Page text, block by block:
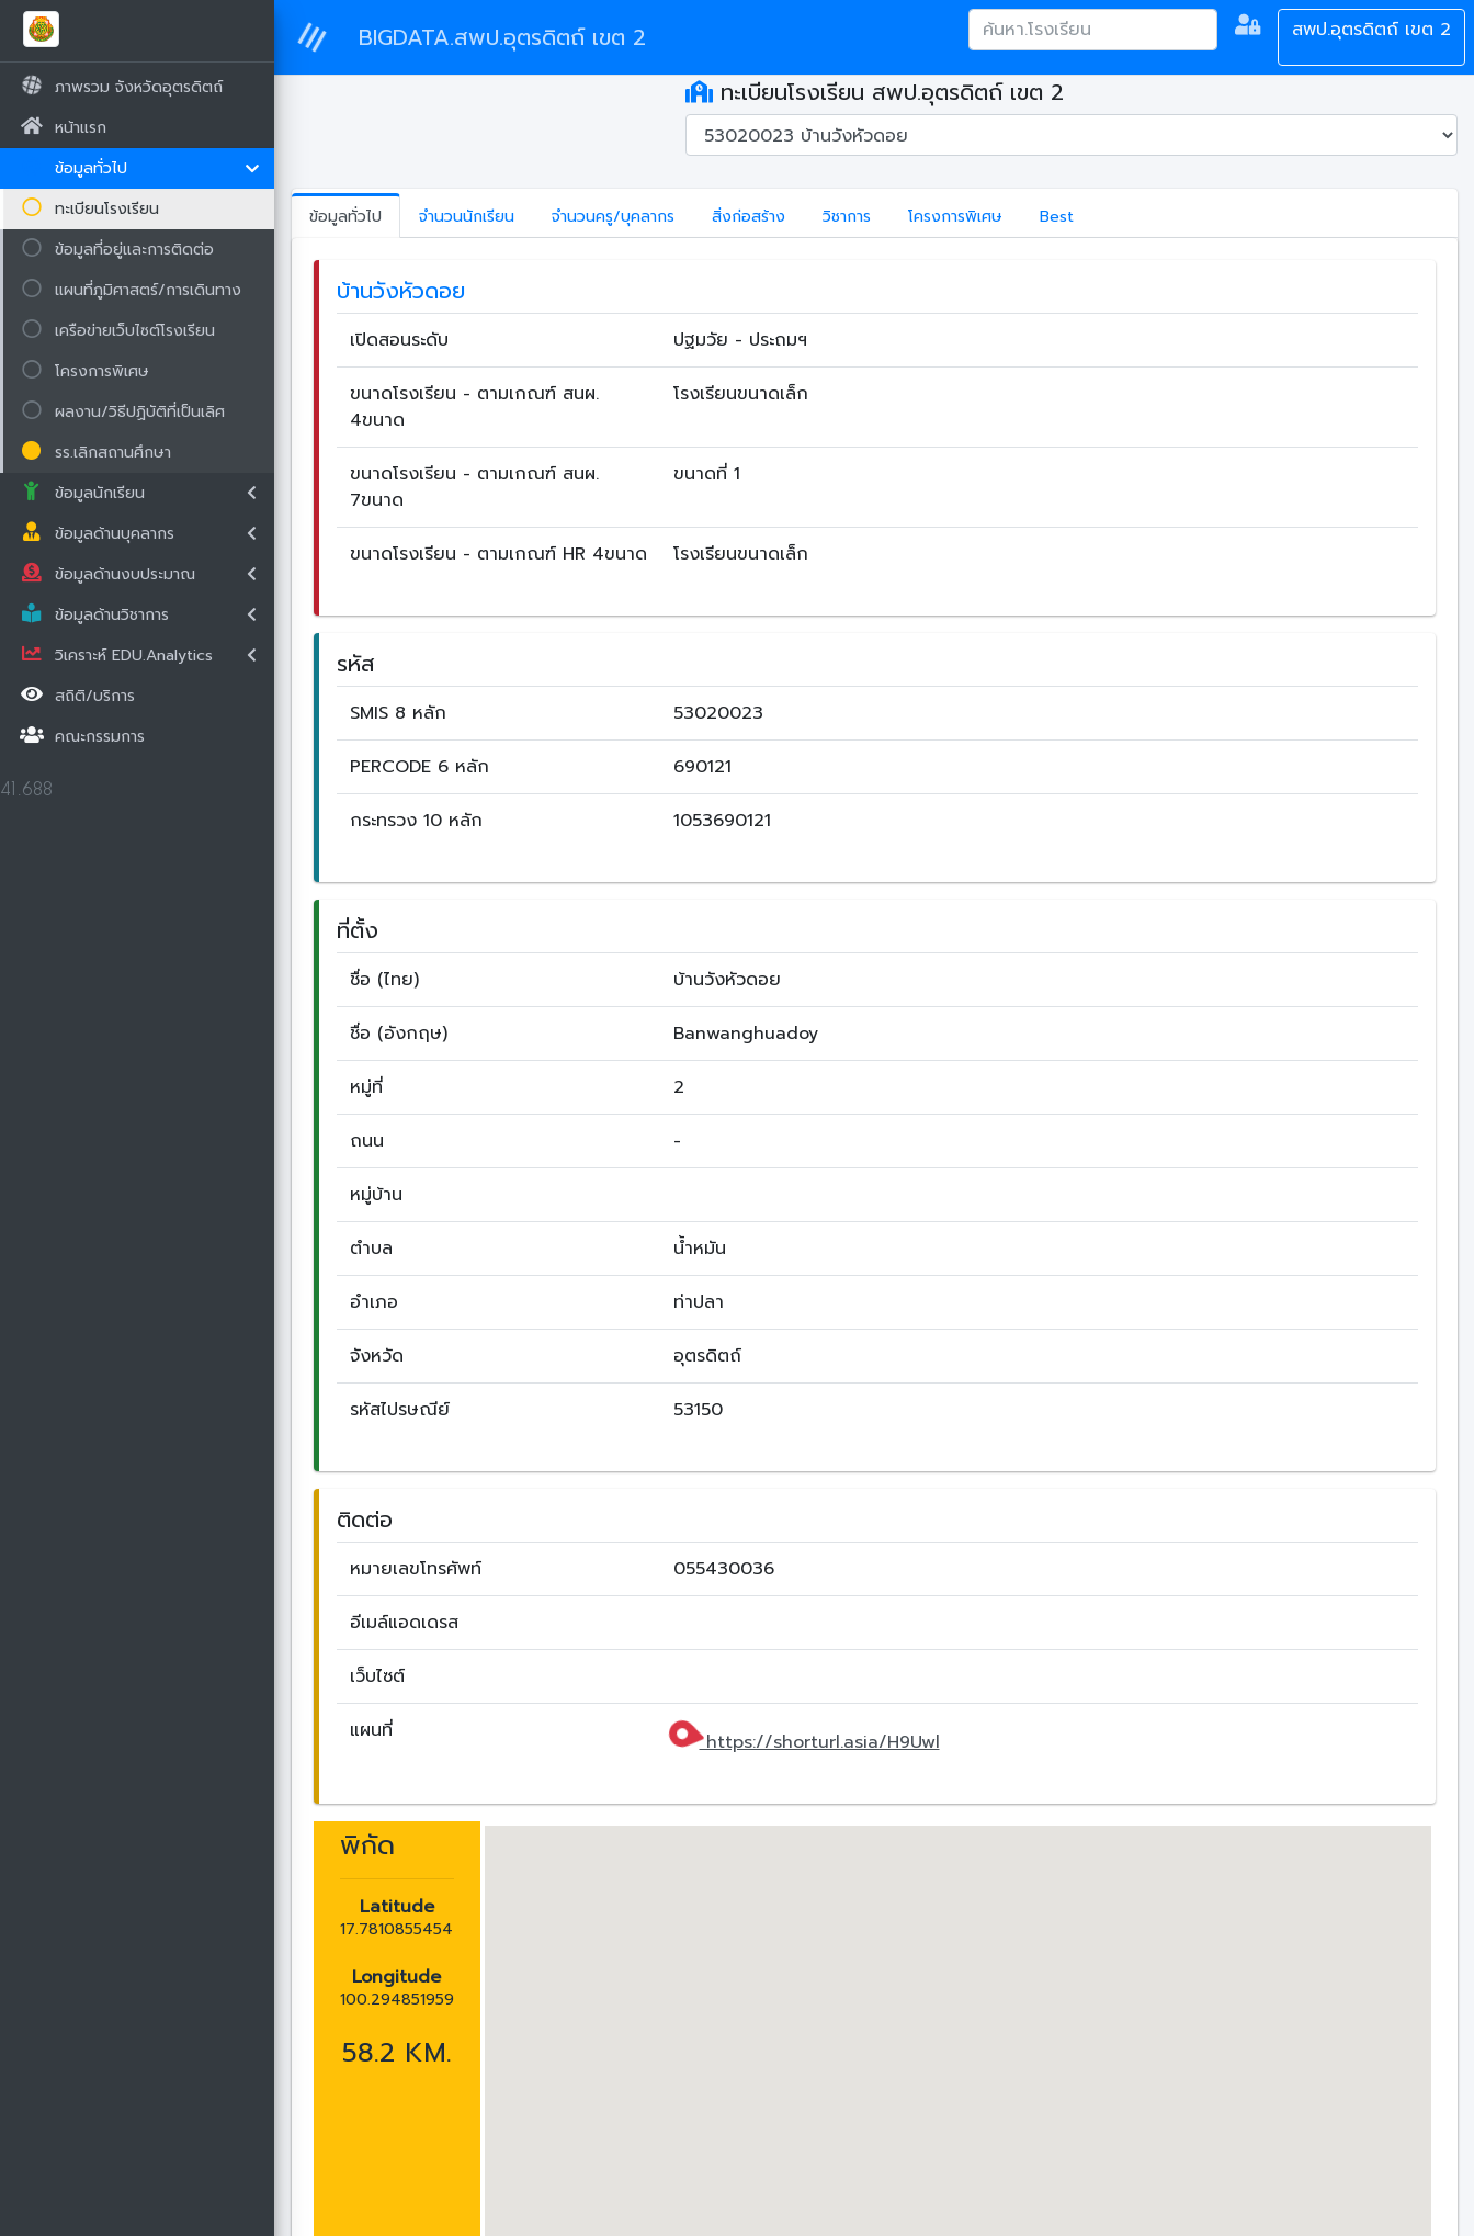
BIGDATA.สพป.อุตรดิตถ์ เขต 2 สพป.อุตรดิตถ์ เขต 2
ภาพรวม จังหวัดอุตรดิตถ์
หน้าแรก
ข้อมูลทั่วไป
ทะเบียนโรงเรียน
ข้อมูลที่อยู่และการติดต่อ
แผนที่ภูมิศาสตร์/การเดินทาง
เครือข่ายเว็บไซต์โรงเรียน
โครงการพิเศษ
ผลงาน/วิธีปฏิบัติที่เป็นเลิศ
รร.เลิกสถานศึกษา
ข้อมูลนักเรียน
ข้อมูลด้านบุคลากร
ข้อมูลด้านงบประมาณ
ข้อมูลด้านวิชาการ
วิเคราะห์ EDU.Analytics
สถิติ/บริการ
คณะกรรมการ
41.688
ทะเบียนโรงเรียน สพป.อุตรดิตถ์ เขต 2
ข้อมูลทั่วไป จำนวนนักเรียน จำนวนครู/บุคลากร สิ่งก่อสร้าง วิชาการ โครงการพิเศษ Best
บ้านวังหัวดอย
เปิดสอนระดับ ปฐมวัย - ประถมฯ
ขนาดโรงเรียน - ตามเกณฑ์ สนผ.
4ขนาด
โรงเรียนขนาดเล็ก
ขนาดโรงเรียน - ตามเกณฑ์ สนผ.
7ขนาด
ขนาดที่ 1
ขนาดโรงเรียน - ตามเกณฑ์ HR 4ขนาด โรงเรียนขนาดเล็ก
รหัส
SMIS 8 หลัก 53020023
PERCODE 6 หลัก 690121
กระทรวง 10 หลัก 1053690121
ที่ตั้ง
ชื่อ (ไทย) บ้านวังหัวดอย
ชื่อ (อังกฤษ) Banwanghuadoy
หมู่ที่ 2
ถนน -
หมู่บ้าน
ตำบล น้ำหมัน
อำเภอ ท่าปลา
จังหวัด อุตรดิตถ์
รหัสไปรษณีย์ 53150
ติดต่อ
หมายเลขโทรศัพท์ 055430036
อีเมล์แอดเดรส
เว็บไซต์
แผนที่ https://shorturl.asia/H9Uwl
พิกัด
Latitude
17.7810855454
Longitude
100.294851959
58.2 KM.